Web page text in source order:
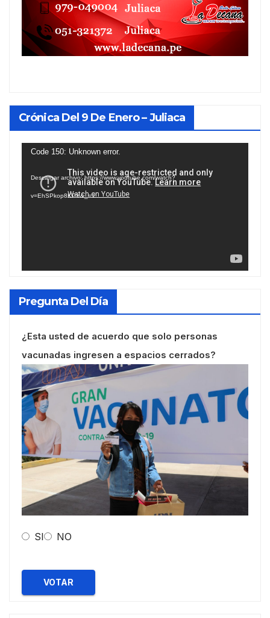
Crónica Del 9 De Enero – Juliaca
Reproductor
vídeo
Code 150: Unknown error.
Descargar archivo: https://www.youtube.com/watch?
v=EhSPkop8KPY&_=1
Pregunta Del Día
¿Esta usted de acuerdo que solo personas
vacunadas ingresen a espacios cerrados?
SI NO
VOTAR